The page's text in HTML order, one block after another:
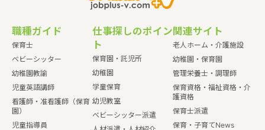
職種ガイド
保育士
ベビーシッター
幼稚園教諭
児童英語講師
看護師・准看護師（保育
園）
児童指導員
仕事探しのポイン
ト
保育園・託児所
幼稚園
学童保育
幼児教室
ベビーシッター派遣
関連サイト
老人ホーム・介護施設
幼稚園・保育園
管理栄養士・調理師
保育資格・福祉資格・介
護資格
保育士派遣
保育・子育てNews